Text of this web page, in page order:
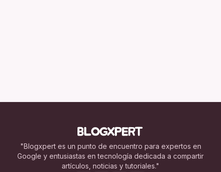
"Blogxpert es un punto de encuentro para expertos en
Google y entusiastas en tecnología dedicada a compartir
artículos, noticias y tutoriales."